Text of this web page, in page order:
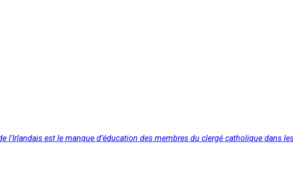
l'Irlandais est le manque d’éducation des membres du clergé catholique dans